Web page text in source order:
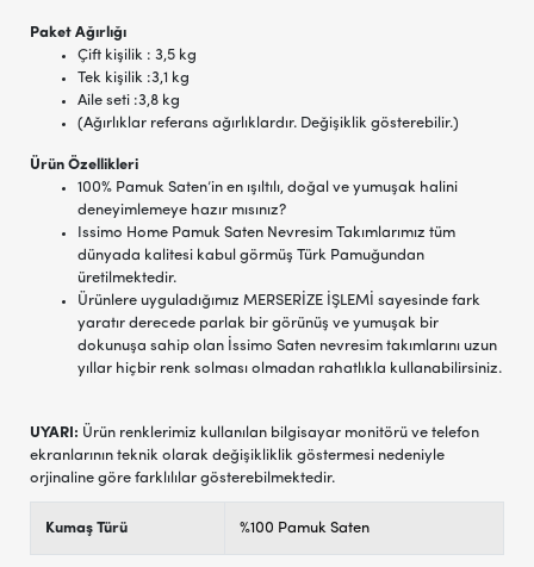
Paket Ağırlığı
Çift kişilik : 3,5 kg
Tek kişilik :3,1 kg
Aile seti :3,8 kg
(Ağırlıklar referans ağırlıklardır. Değişiklik gösterebilir.)
Ürün Özellikleri
100% Pamuk Saten’in en ışıltılı, doğal ve yumuşak halini
deneyimlemeye hazır mısınız?
Issimo Home Pamuk Saten Nevresim Takımlarımız tüm
dünyada kalitesi kabul görmüş Türk Pamuğundan
üretilmektedir.
Ürünlere uyguladığımız MERSERİZE İŞLEMİ sayesinde fark
yaratır derecede parlak bir görünüş ve yumuşak bir
dokunuşa sahip olan İssimo Saten nevresim takımlarını uzun
yıllar hiçbir renk solması olmadan rahatlıkla kullanabilirsiniz.
UYARI: Ürün renklerimiz kullanılan bilgisayar monitörü ve telefon
ekranlarının teknik olarak değişikliklik göstermesi nedeniyle
orjinaline göre farklılılar gösterebilmektedir.
Kumaş Türü %100 Pamuk Saten